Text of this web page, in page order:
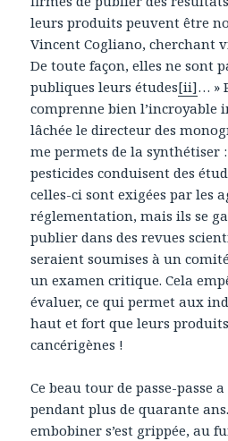
leurs produits peuvent être
Vincent Cogliano, cherchant
De toute façon, elles ne sont
publiques leurs études[ii]… »
comprenne bien l’incroyable
lâchée le directeur des
me permets de la synthétiser
pesticides conduisent des
celles-ci sont exigées par les
réglementation, mais ils se
publier dans des revues
seraient soumises à un
un examen critique. Cela
évaluer, ce qui permet aux
haut et fort que leurs
cancérigènes !
Ce beau tour de passe-passe
pendant plus de quarante
embobiner s’est grippée, au